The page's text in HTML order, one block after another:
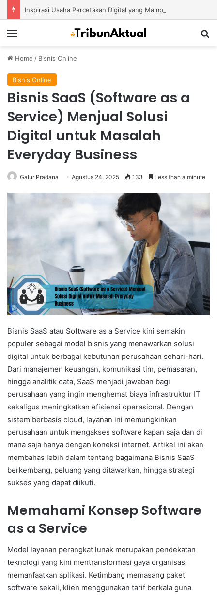
Home / Bisnis Online
Bisnis Online
Bisnis SaaS (Software as a
Service) Menjual Solusi
Digital untuk Masalah
Everyday Business
Galur Pradana Agustus 24, 2025 133 Less than a minute
Bisnis SaaS atau Software as a Service kini semakin
populer sebagai model bisnis yang menawarkan solusi
digital untuk berbagai kebutuhan perusahaan sehari-hari.
Dari manajemen keuangan, komunikasi tim, pemasaran,
hingga analitik data, SaaS menjadi jawaban bagi
perusahaan yang ingin menghemat biaya infrastruktur IT
sekaligus meningkatkan efisiensi operasional. Dengan
sistem berbasis cloud, layanan ini memungkinkan
perusahaan untuk mengakses software kapan saja dan di
mana saja hanya dengan koneksi internet. Artikel ini akan
membahas lebih dalam tentang bagaimana Bisnis SaaS
berkembang, peluang yang ditawarkan, hingga strategi
sukses yang dapat diikuti.
Memahami Konsep Software
as a Service
Model layanan perangkat lunak merupakan pendekatan
teknologi yang kini mentransformasi gaya organisasi
memanfaatkan aplikasi. Ketimbang memasang paket
software sekali, klien menggunakan tarif berkala guna